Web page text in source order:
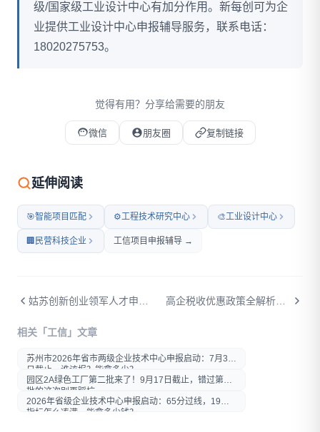
级/国家级工业设计中心有加分作用。新每创可为企
业提供工业设计中心申报辅导服务，联系电话：
18020275753。
觉得有用？分享给需要的朋友
微信 朋友圈 复制链接
微信扫码打开本文
在微信内打开后分享给好友或
延伸阅读
🎯智能项目匹配 ⚙️工程技术研究中心 🎨工业设计中心
🏢 民营科技企业 工信项目申报辅导 →
相关「工信」文章
苏州市2026年省市两级企业技术中心申报启动：7月30
日截止，谁该报？能拿多少？
园区2A绿色工厂第二批来了！9月17日截止，错过第一
批的这次别再踩坑
2026年省级企业技术中心申报启动：65分过线，19项
指标怎么凑满、能拿多少钱？